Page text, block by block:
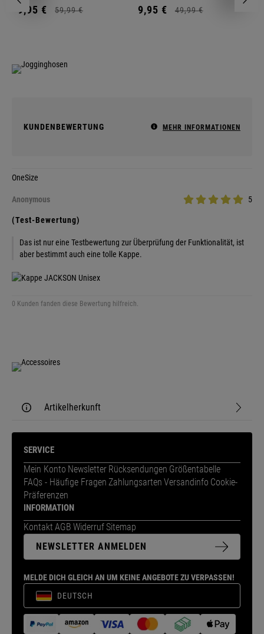
9,95 € 59,99 € 9,95 € 49,99 €
KUNDENBEWERTUNG MEHR INFORMATIONEN
OneSize
Anonymous 5
(Test-Bewertung)
Das ist nur eine Testbewertung zur Überprüfung der Funktionalität, ist
aber bestimmt auch eine tolle Kappe.
0 Kunden fanden diese Bewertung hilfreich.
Artikelherkunft
SERVICE
Mein Konto Newsletter Rücksendungen Größentabelle
FAQs - Häufige Fragen Zahlungsarten Versandinfo Cookie-
Präferenzen
INFORMATION
Kontakt AGB Widerruf Sitemap
NEWSLETTER ANMELDEN
MELDE DICH GLEICH AN UM KEINE ANGEBOTE ZU VERPASSEN!
DEUTSCH